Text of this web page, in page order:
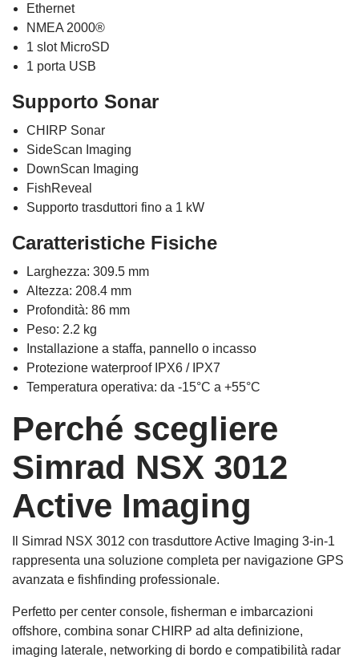
Ethernet
NMEA 2000®
1 slot MicroSD
1 porta USB
Supporto Sonar
CHIRP Sonar
SideScan Imaging
DownScan Imaging
FishReveal
Supporto trasduttori fino a 1 kW
Caratteristiche Fisiche
Larghezza: 309.5 mm
Altezza: 208.4 mm
Profondità: 86 mm
Peso: 2.2 kg
Installazione a staffa, pannello o incasso
Protezione waterproof IPX6 / IPX7
Temperatura operativa: da -15°C a +55°C
Perché scegliere
Simrad NSX 3012
Active Imaging
Il Simrad NSX 3012 con trasduttore Active Imaging 3-in-1
rappresenta una soluzione completa per navigazione GPS
avanzata e fishfinding professionale.
Perfetto per center console, fisherman e imbarcazioni
offshore, combina sonar CHIRP ad alta definizione,
imaging laterale, networking di bordo e compatibilità radar